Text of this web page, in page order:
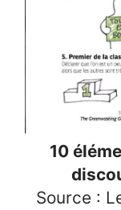
10
Source :